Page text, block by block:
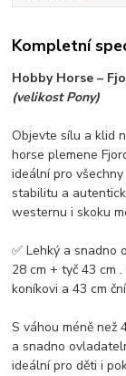
Kompletní
Hobby Horse –
(velikost Pony)
Objevte sílu a klid
horse plemene
ideální pro
stabilitu a
westernu i skoku
✅ Lehký a snadno
28 cm + tyč 43 cm
koníkovi a 43 cm
S váhou méně než
a snadno
ideální pro děti i